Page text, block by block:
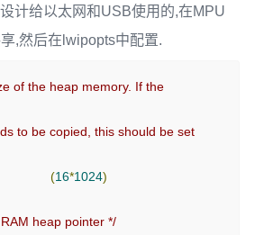
计给以太网和USB使用的,在MPU
,然后在lwipopts中配置.
of the heap memory. If the
to be copied, this should be set
(16*1024)
heap pointer */